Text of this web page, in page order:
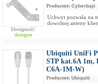
Dostępność:
dostępne
Producent: Cyberbajt
Uchwyt pozwala na
dowolnej anteny
Ubiquiti UniFi
STP kat.6A 1m,
C6A-1M-W)
Producent: Ubiquiti